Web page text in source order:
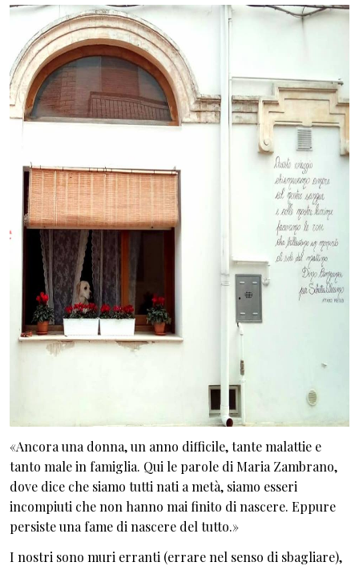
«Ancora una donna, un anno difficile, tante malattie e
tanto male in famiglia. Qui le parole di Maria Zambrano,
dove dice che siamo tutti nati a metà, siamo esseri
incompiuti che non hanno mai finito di nascere. Eppure
persiste una fame di nascere del tutto.»
I nostri sono muri erranti (errare nel senso di sbagliare),